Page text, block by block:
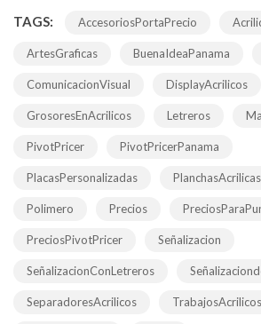
TAGS: AccesoriosPortaPrecio
ArtesGraficas BuenaIdeaPanama
ComunicacionVisual DisplayAcrilicos
GrosoresEnAcrilicos Letreros
PivotPricer PivotPricerPanama
PlacasPersonalizadas PlanchasAcrilicas
Polimero Precios
PreciosPivotPricer Señalizacion
SeñalizacionConLetreros
SeparadoresAcrilicos TrabajosAcrilicos